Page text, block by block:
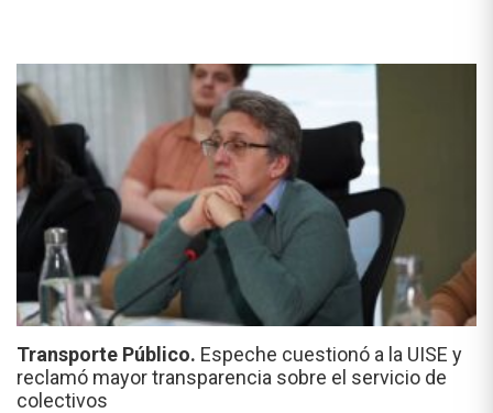
Transporte Público. Espeche cuestionó a la UISE y
reclamó mayor transparencia sobre el servicio de
colectivos